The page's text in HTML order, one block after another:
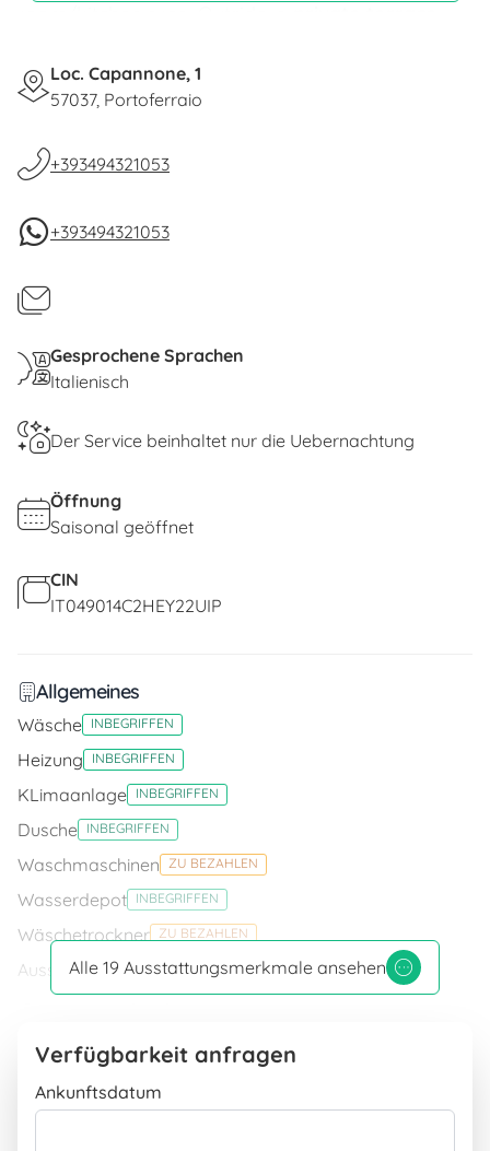
provides the perfect place to relax and enjoy the
view, complete with a
Thebeaches of Biodola, Scaglieri, and Forno
approximately 2 km and 3 km
you to reach Biodola Beach in just a few minutes.
A luggage storage service is available.
Loc. Capannone, 1
57037, Portoferraio
+393494321053
+393494321053
Gesprochene Sprachen
Italienisch
Der Service beinhaltet nur die Uebernachtung
Öffnung
Saisonal geöffnet
CIN
IT049014C2HEY22UIP
Allgemeines
Wäsche INBEGRIFFEN
Heizung INBEGRIFFEN
KLimaanlage INBEGRIFFEN
Dusche INBEGRIFFEN
Waschmaschinen ZU BEZAHLEN
Wasserdepot INBEGRIFFEN
Wäschetrockner ZU BEZAHLEN
Aussendusche INBEGRIFFEN
WiFi Verbindung INBEGRIFFEN
Unterhaltung
Fernseher
Alle 19 Ausstattungsmerkmale ansehen
Verfügbarkeit anfragen
Ankunftsdatum